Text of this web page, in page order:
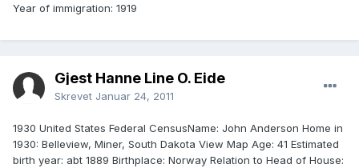
Year of immigration: 1919
Gjest Hanne Line O. Eide
Skrevet Januar 24, 2011
1930 United States Federal CensusName: John Anderson Home in
1930: Belleview, Miner, South Dakota View Map Age: 41 Estimated
birth year: abt 1889 Birthplace: Norway Relation to Head of House: